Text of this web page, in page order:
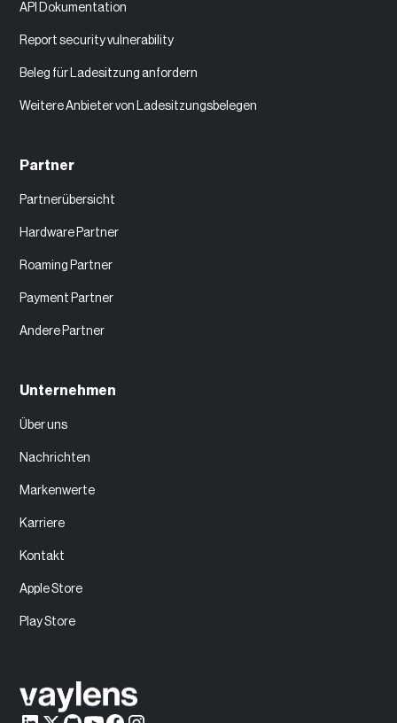
API Dokumentation
Report security vulnerability
Beleg für Ladesitzung anfordern
Weitere Anbieter von Ladesitzungsbelegen
Partner
Partnerübersicht
Hardware Partner
Roaming Partner
Payment Partner
Andere Partner
Unternehmen
Über uns
Nachrichten
Markenwerte
Karriere
Kontakt
Apple Store
Play Store